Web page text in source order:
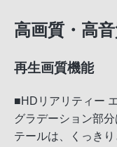
高画質・高
再生画質機能
■HDリアリティー
グラデーション部
テールは、くっき